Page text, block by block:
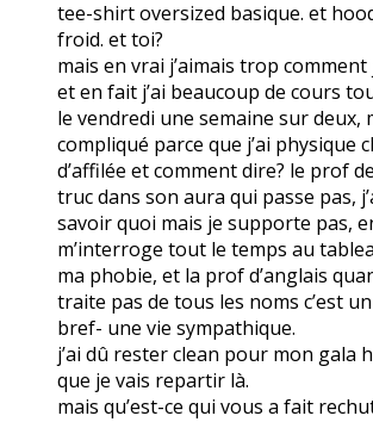
tee-shirt oversized basique. et
froid. et toi?
mais en vrai j’aimais trop comment
et en fait j’ai beaucoup de cours
le vendredi une semaine sur deux,
compliqué parce que j’ai physique
d’affilée et comment dire? le prof
truc dans son aura qui passe pas,
savoir quoi mais je supporte pas,
m’interroge tout le temps au
ma phobie, et la prof d’anglais
traite pas de tous les noms c’est
bref- une vie sympathique.
j’ai dû rester clean pour mon gala
que je vais repartir là.
mais qu’est-ce qui vous a fait